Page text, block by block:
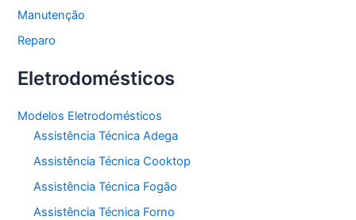
Manutenção
Reparo
Eletrodomésticos
Modelos Eletrodomésticos
Assistência Técnica Adega
Assistência Técnica Cooktop
Assistência Técnica Fogão
Assistência Técnica Forno